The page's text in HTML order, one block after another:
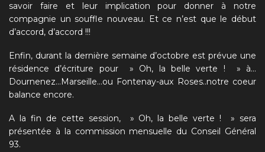
savoir faire et leur implication pour donner à notre
compagnie un souffle nouveau. Et ce n’est que le début
d’accord, d’accord !!!
Enfin, durant la dernière semaine d’octobre est prévue une
résidence d’écriture pour » Oh, la belle verte ! » à…
Dournenez…Marseille…ou Fontenay-aux Roses..notre coeur
balance encore.
A la fin de cette session, » Oh, la belle verte ! » sera
présentée à la commission mensuelle du Conseil Général
93.